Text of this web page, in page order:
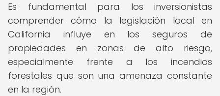
Es fundamental para los inversionistas
comprender cómo la legislación local en
California influye en los seguros de
propiedades en zonas de alto riesgo,
especialmente frente a los incendios
forestales que son una amenaza constante
en la región.